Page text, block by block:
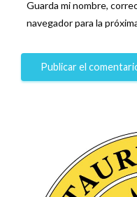
Guarda mi nombre,
navegador para la